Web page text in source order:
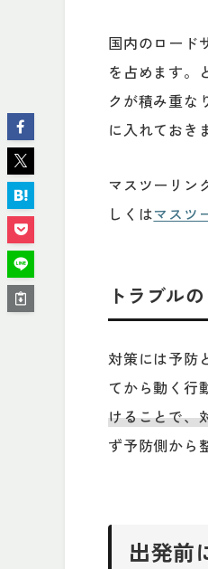
国内のロード
を占めます。
クが積み重な
に入れておき
マスツーリン
しくはマスツ
トラブル
対策には予防
てから動く行
けることで、
ず予防側から
出発前